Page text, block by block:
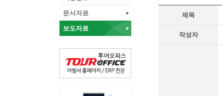
문서자료
보도자료
제목
작성자